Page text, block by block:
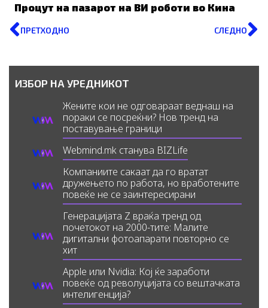
Процут на пазарот на ВИ роботи во Кина
Prev
ПРЕТХОДНО СЛЕДНО
ИЗБОР НА УРЕДНИКОТ
Жените кои не одговараат веднаш на
пораки се посреќни? Нов тренд на
поставување граници
Webmind.mk станува BIZLife
Компаниите сакаат да го вратат
дружењето по работа, но вработените
повеќе не се заинтересирани
Генерацијата Z враќа тренд од
почетокот на 2000-тите: Малите
дигитални фотоапарати повторно се
хит
Apple или Nvidia: Кој ќе заработи
повеќе од револуцијата со вештачката
интелигенција?